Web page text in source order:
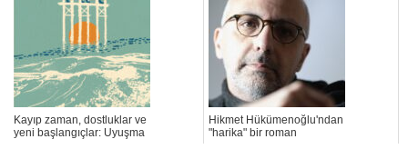
Kayıp zaman, dostluklar ve
yeni başlangıçlar: Uyuşma
Hikmet Hükümenoğlu'ndan
"harika" bir roman